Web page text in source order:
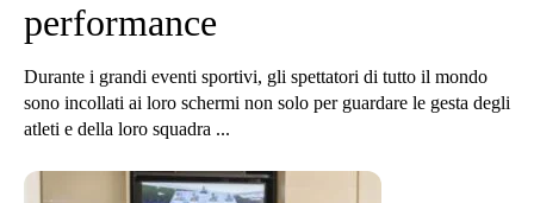
performance
Durante i grandi eventi sportivi, gli spettatori di tutto il mondo
sono incollati ai loro schermi non solo per guardare le gesta degli
atleti e della loro squadra ...